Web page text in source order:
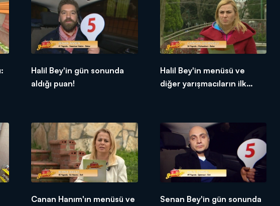
Halil Bey'in gün sonunda
aldığı puan!
Halil Bey'in menüsü ve
diğer yarışmacıların ilk
Canan Hanım'ın menüsü ve
Senan Bey'in gün sonunda